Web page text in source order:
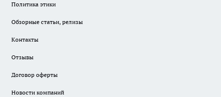
Политика этики
Обзорные статьи, релизы
Контакты
Отзывы
Договор оферты
Новости компаний